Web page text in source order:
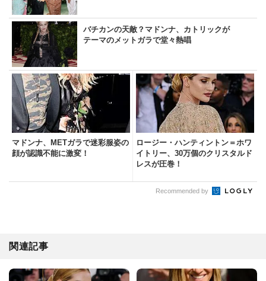
バチカンの天敵？マドンナ、カトリックが
テーマのメットガラで堂々熱唱
マドンナ、METガラで迷彩服姿の
顔が認識不能に激変！
ロージー・ハンティントン＝ホワ
イトリー、30万個のクリスタルド
レスが圧巻！
Recommended by
関連記事